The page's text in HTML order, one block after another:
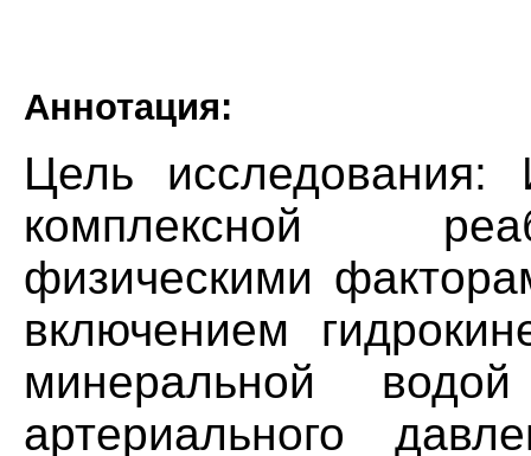
Аннотация:
Цель исследования:
комплексной
физическими
включением
минеральной
артериального